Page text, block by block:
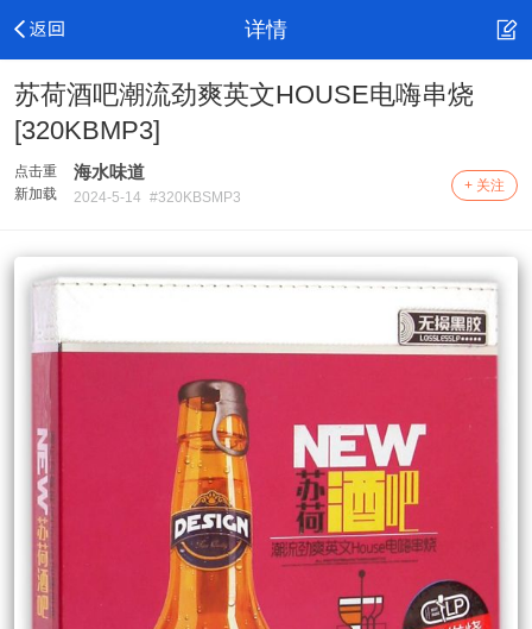
详情
苏荷酒吧潮流劲爽英文HOUSE电嗨串烧
[320KBMP3]
点击重
新加载
海水味道
2024-5-14 #320KBSMP3
+ 关注